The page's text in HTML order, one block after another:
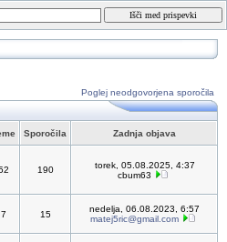
Poglej neodgovorjena sporočila
Sporočila Zadnja objava
190
torek, 05.08.2025, 4:37
cbum63
7 15
nedelja, 06.08.2023, 6:57
matej5ric@gmail.com